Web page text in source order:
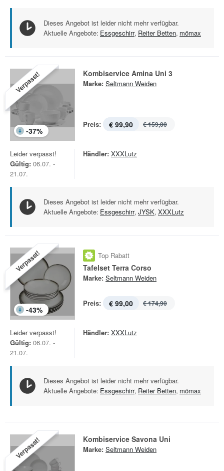
Dieses Angebot ist leider nicht mehr verfügbar.
Aktuelle Angebote: Essgeschirr, Reiter Betten, mömax
Verpasst!
-37%
Kombiservice Amina Uni 3
Marke: Seltmann Weiden
Preis: € 99,90 € 159,00
Leider verpasst!
Gültig: 06.07. -
21.07.
Händler: XXXLutz
Dieses Angebot ist leider nicht mehr verfügbar.
Aktuelle Angebote: Essgeschirr, JYSK, XXXLutz
Verpasst!
-43%
Top Rabatt
Tafelset Terra Corso
Marke: Seltmann Weiden
Preis: € 99,00 € 174,90
Leider verpasst!
Gültig: 06.07. -
21.07.
Händler: XXXLutz
Dieses Angebot ist leider nicht mehr verfügbar.
Aktuelle Angebote: Essgeschirr, Reiter Betten, mömax
Verpasst! Kombiservice Savona Uni
Marke: Seltmann Weiden